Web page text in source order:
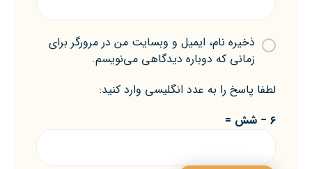
ذخیره نام، ایمیل و وبسایت من در مرورگر برای
زمانی که دوباره دیدگاهی می‌نویسم.
لطفا پاسخ را به عدد انگلیسی وارد کنید:
۶ − شش =